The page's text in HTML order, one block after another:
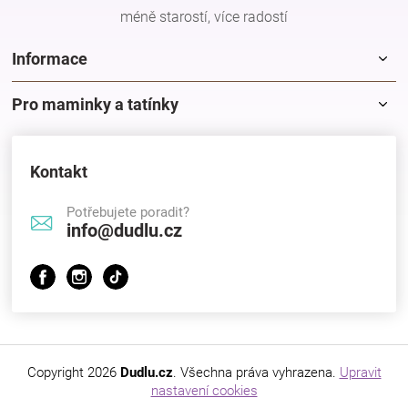
méně starostí, více radostí
Informace
Pro maminky a tatínky
Kontakt
Potřebujete poradit?
info@dudlu.cz
Copyright 2026 Dudlu.cz. Všechna práva vyhrazena. Upravit
nastavení cookies